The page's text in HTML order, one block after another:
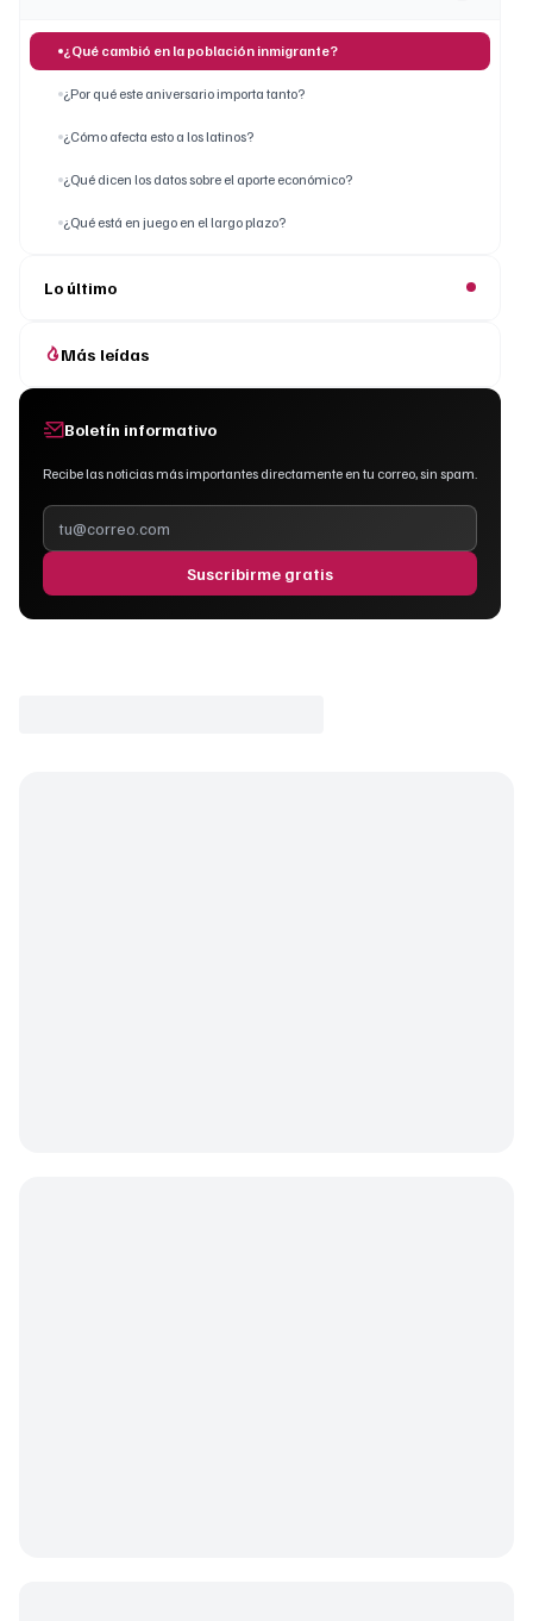
¿Qué cambió en la población inmigrante?
¿Por qué este aniversario importa tanto?
¿Cómo afecta esto a los latinos?
¿Qué dicen los datos sobre el aporte económico?
¿Qué está en juego en el largo plazo?
Lo último
Más leídas
Boletín informativo
Recibe las noticias más importantes directamente en tu correo, sin spam.
Suscribirme gratis